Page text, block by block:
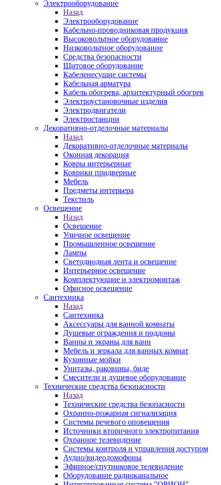
Электрооборудование
Назад
Электрооборудование
Кабельно-проводниковая продукция
Высоковольтное оборудование
Низковольтное оборудование
Средства безопасности
Щитовое оборудование
Кабеленесущие системы
Кабельная арматура
Кабель обогрева, архитектурный обогрев
Электроустановочные изделия
Электродвигатели
Электростанции
Декоративно-отделочные материалы
Назад
Декоративно-отделочные материалы
Оконная декорация
Ковры интерьерные
Коврики придверные
Мебель
Предметы интерьера
Текстиль
Освещение
Назад
Освещение
Уличное освещение
Промышленное освещение
Лампы
Светодиодная лента и освещение
Интерьерное освещение
Комплектующие и электромонтаж
Офисное освещение
Сантехника
Назад
Сантехника
Аксессуары для ванной комнаты
Душевые ограждения и поддоны
Ванны и экраны для ванн
Мебель и зеркала для ванных комнат
Кухонные мойки
Унитазы, раковины, биде
Смесители и душевое оборудование
Технические средства безопасности
Назад
Технические средства безопасности
Охранно-пожарная сигнализация
Системы речевого оповещения
Источники вторичного электропитания
Охранное телевидение
Системы контроля и управления доступом
Аудио/видеодомофоны
Эфирное/спутниковое телевидение
Оборудование радиоканальное